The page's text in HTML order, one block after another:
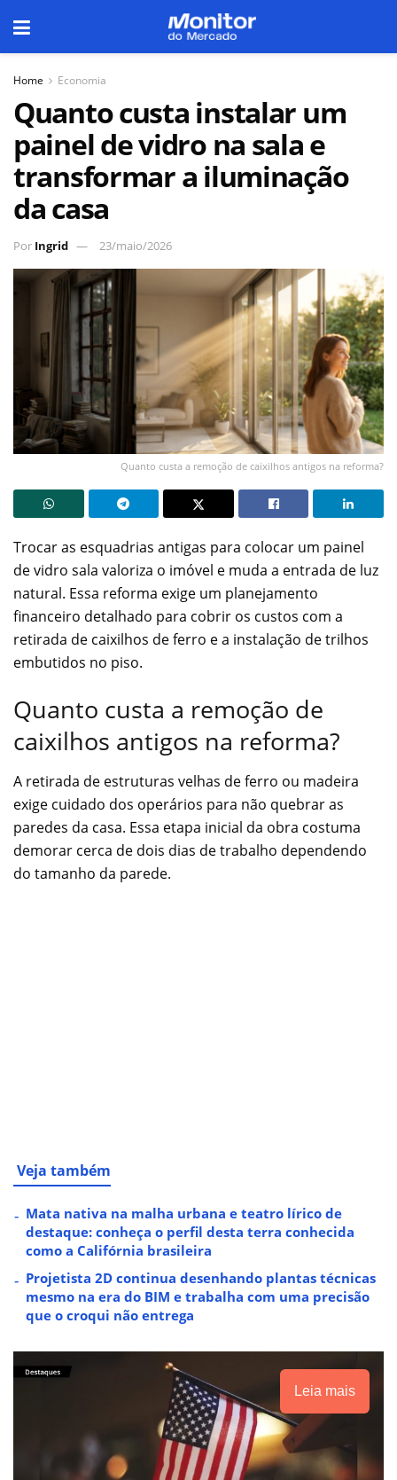
Home Economia
Quanto custa instalar um
painel de vidro na sala e
transformar a iluminação
da casa
Por Ingrid 23/maio/2026
Quanto custa a remoção de caixilhos antigos na reforma?
Trocar as esquadrias antigas para colocar um painel
de vidro sala valoriza o imóvel e muda a entrada de luz
natural. Essa reforma exige um planejamento
financeiro detalhado para cobrir os custos com a
retirada de caixilhos de ferro e a instalação de trilhos
embutidos no piso.
Quanto custa a remoção de
caixilhos antigos na reforma?
A retirada de estruturas velhas de ferro ou madeira
exige cuidado dos operários para não quebrar as
paredes da casa. Essa etapa inicial da obra costuma
demorar cerca de dois dias de trabalho dependendo
do tamanho da parede.
Veja também
Mata nativa na malha urbana e teatro lírico de
destaque: conheça o perfil desta terra conhecida
como a Califórnia brasileira
Projetista 2D continua desenhando plantas técnicas
mesmo na era do BIM e trabalha com uma precisão
que o croqui não entrega
Leia mais